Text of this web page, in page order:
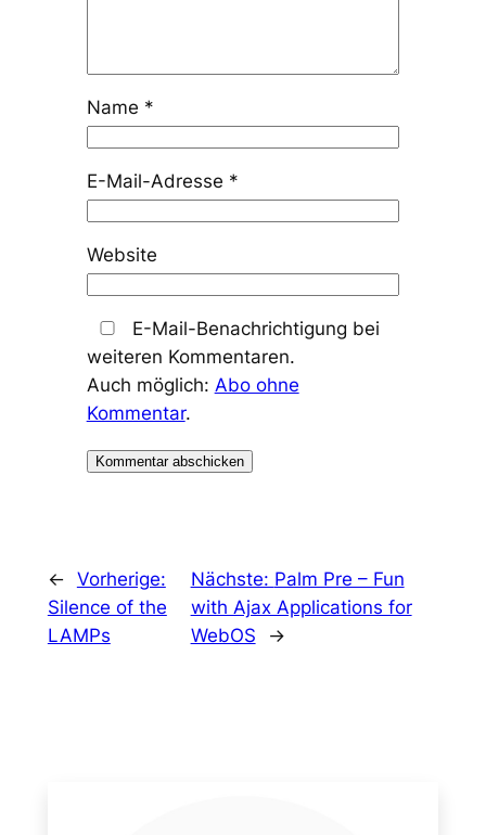
Name *
E-Mail-Adresse *
Website
E-Mail-Benachrichtigung bei
weiteren Kommentaren.
Auch möglich: Abo ohne
Kommentar.
← Vorherige:
Silence of the
LAMPs
Nächste: Palm Pre – Fun
with Ajax Applications for
WebOS
→